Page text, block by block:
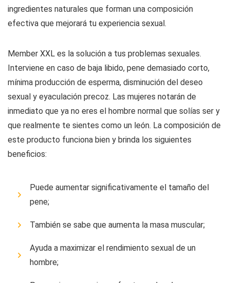
ingredientes naturales que forman una composición
efectiva que mejorará tu experiencia sexual.
Member XXL es la solución a tus problemas sexuales.
Interviene en caso de baja libido, pene demasiado corto,
mínima producción de esperma, disminución del deseo
sexual y eyaculación precoz. Las mujeres notarán de
inmediato que ya no eres el hombre normal que solías ser y
que realmente te sientes como un león. La composición de
este producto funciona bien y brinda los siguientes
beneficios:
Puede aumentar significativamente el tamaño del
pene;
También se sabe que aumenta la masa muscular;
Ayuda a maximizar el rendimiento sexual de un
hombre;